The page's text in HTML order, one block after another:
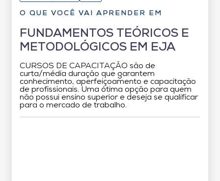
O QUE VOCÊ VAI APRENDER EM
FUNDAMENTOS TEÓRICOS E
METODOLÓGICOS EM EJA
CURSOS DE CAPACITAÇÃO são de
curta/média duração que garantem
conhecimento, aperfeiçoamento e capacitação
de profissionais. Uma ótima opção para quem
não possui ensino superior e deseja se qualificar
para o mercado de trabalho.